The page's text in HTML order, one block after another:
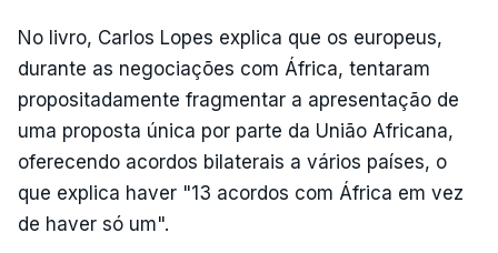
No livro, Carlos Lopes explica que os europeus,
durante as negociações com África, tentaram
propositadamente fragmentar a apresentação de
uma proposta única por parte da União Africana,
oferecendo acordos bilaterais a vários países, o
que explica haver "13 acordos com África em vez
de haver só um".